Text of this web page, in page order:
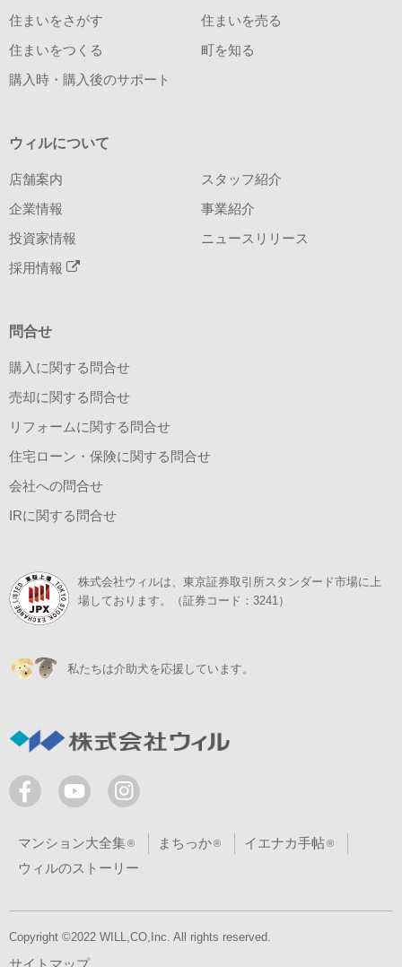
住まいをさがす 住まいを売る
住まいをつくる 町を知る
購入時・購入後のサポート
ウィルについて
店舗案内 スタッフ紹介
企業情報 事業紹介
投資家情報 ニュースリリース
採用情報
問合せ
購入に関する問合せ
売却に関する問合せ
リフォームに関する問合せ
住宅ローン・保険に関する問合せ
会社への問合せ
IRに関する問合せ
株式会社ウィルは、東京証券取引所スタンダード市場に上
場しております。（証券コード：3241）
私たちは介助犬を応援しています。
マンション大全集 まちっか
イエナカ手帖
ウィルのストーリー
Copyright ©2022 WILL,CO,Inc. All rights reserved.
サイトマップ